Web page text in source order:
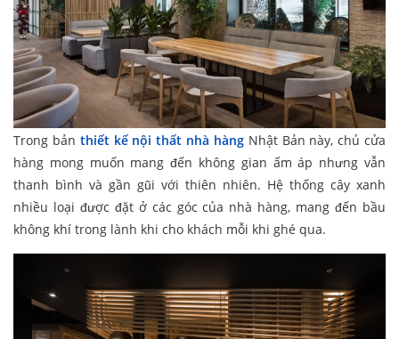
Trong bản thiết kế nội thất nhà hàngNhật Bản này, chủ cửa
hàng mong muốn mang đến không gian ấm áp nhưng vẫn
thanh bình và gần gũi với thiên nhiên. Hệ thống cây xanh
nhiều loại được đặt ở các góc của nhà hàng, mang đến bầu
không khí trong lành khi cho khách mỗi khi ghé qua.